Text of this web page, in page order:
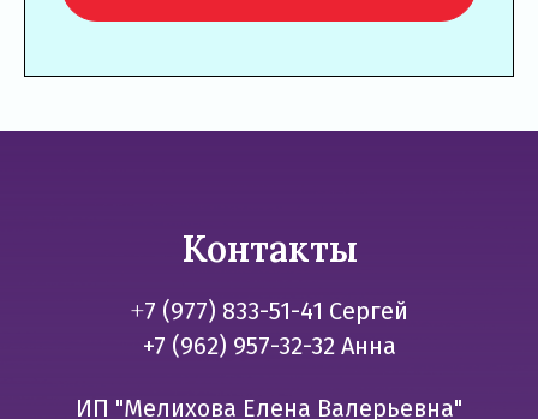
Контакты
+7 (977) 833-51-41 Сергей
+7 (962) 957-32-32 Анна
ИП "Мелихова Елена Валерьевна"